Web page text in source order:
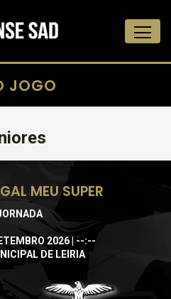
JOGO
MEU SUPER
2026 | --:--
DE LEIRIA